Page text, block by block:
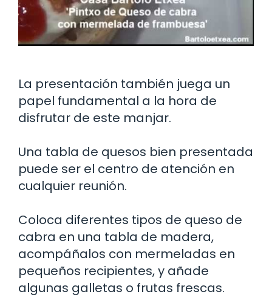
La presentación también juega un
papel fundamental a la hora de
disfrutar de este manjar.
Una tabla de quesos bien presentada
puede ser el centro de atención en
cualquier reunión.
Coloca diferentes tipos de queso de
cabra en una tabla de madera,
acompáñalos con mermeladas en
pequeños recipientes, y añade
algunas galletas o frutas frescas.